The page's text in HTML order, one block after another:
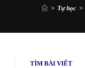
> Tự học >
TÌM BÀI VIẾT